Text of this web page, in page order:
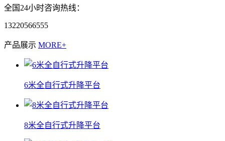
全国24小时咨询热线：
13220566555
产品展示 MORE+
6米全自行式升降平台
8米全自行式升降平台